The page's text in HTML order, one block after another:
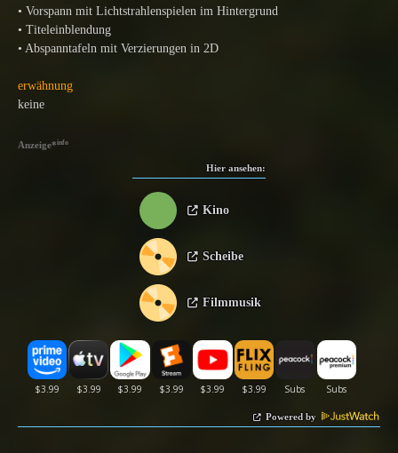
• Vorspann mit Lichtstrahlenspielen im Hintergrund
• Titeleinblendung
• Abspanntafeln mit Verzierungen in 2D
erwähnung
keine
Anzeige*info
Hier ansehen:
Kino
Scheibe
Filmmusik
Powered by